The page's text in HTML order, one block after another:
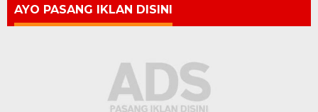
AYO PASANG IKLAN DISINI